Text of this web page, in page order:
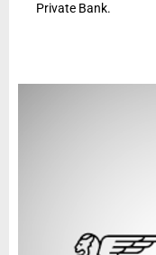
Private Bank.